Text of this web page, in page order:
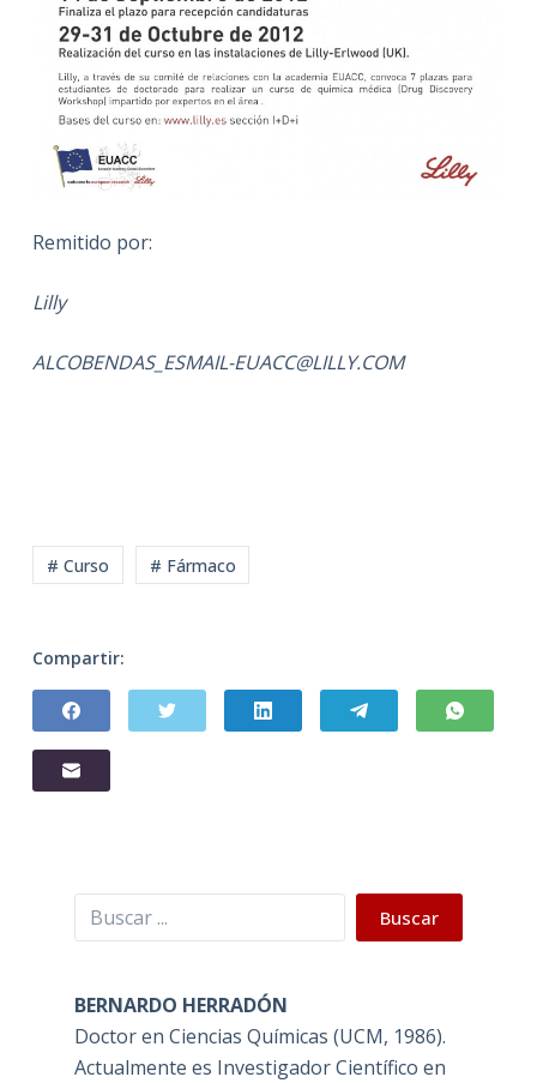
Remitido por:
Lilly
ALCOBENDAS_ESMAIL-EUACC@LILLY.COM
# Curso # Fármaco
Compartir:
Buscar Buscar
BERNARDO HERRADÓN
Doctor en Ciencias Químicas (UCM, 1986).
Actualmente es Investigador Científico en